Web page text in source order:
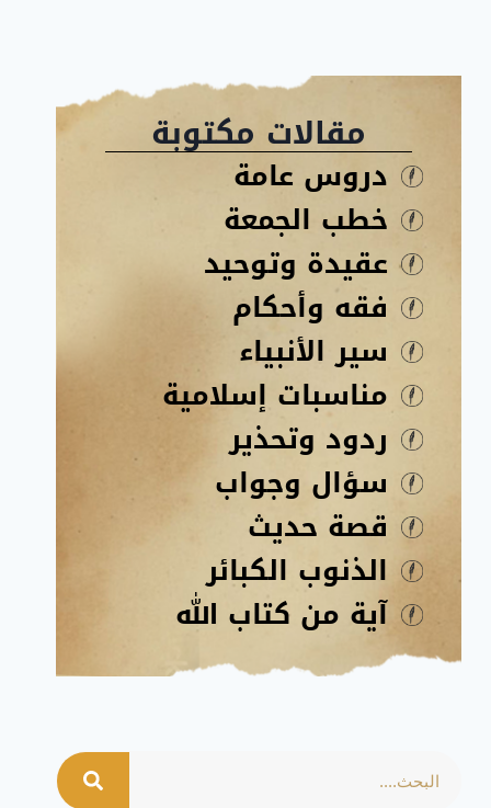
مقالات مكتوبة
دروس عامة
خطب الجمعة
عقيدة وتوحيد
فقه وأحكام
سير الأنبياء
مناسبات إسلامية
ردود وتحذير
سؤال وجواب
قصة حديث
الذنوب الكبائر
آية من كتاب الله